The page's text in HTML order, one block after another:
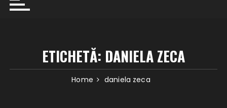
ETICHETĂ: DANIELA ZECA
Home daniela zeca